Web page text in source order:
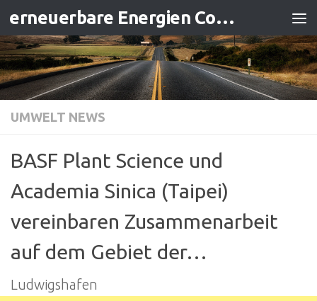
Zum Inhalt springen erneuerbare Energien Contracting
UMWELT NEWS
BASF Plant Science und
Academia Sinica (Taipei)
vereinbaren Zusammenarbeit
auf dem Gebiet der…
Ludwigshafen